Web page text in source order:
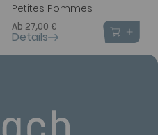
Petites Pommes
Ab 27,00 €
Details